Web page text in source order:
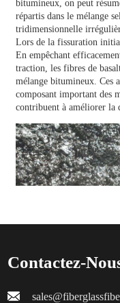
bitumineux, on peut
répartis dans le mélange
tridimensionnelle
Lors de la fissuration
En empêchant
traction, les fibres de
mélange bitumineux. Ces
composant important des
contribuent à améliorer la
Contactez-